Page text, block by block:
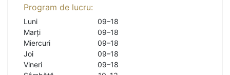
Program de lucru:
Luni
09–18
Marți
09–18
Miercuri
09–18
Joi
09–18
Vineri
09–18